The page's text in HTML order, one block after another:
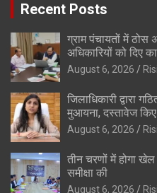
Recent Posts
ग्राम पंचायतों में ठोस
अधिकारियों को दिए
August 6, 2026
जिलाधिकारी द्वारा
मुआयना, दस्तावेज
August 6, 2026
तीन चरणों में होगा खेल
समीक्षा की
August 6, 2026